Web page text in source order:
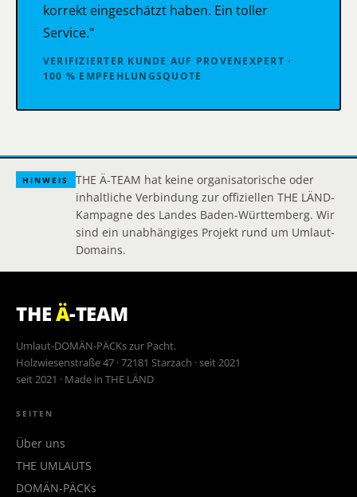
korrekt eingeschätzt haben. Ein toller
Service."
VERIFIZIERTER KUNDE AUF PROVENEXPERT ·
100 % EMPFEHLUNGSQUOTE
HINWEIS
THE Ä-TEAM hat keine organisatorische oder
inhaltliche Verbindung zur offiziellen THE LÄND-
Kampagne des Landes Baden-Württemberg. Wir
sind ein unabhängiges Projekt rund um Umlaut-
Domains.
THEÄ-TEAM
Umlaut-DOMÄN-PÄCKs zur Pacht.
Holzwiesenstraße 47 · 72181 Starzach · seit 2021
seit 2021 · Made in THE LÄND
SEITEN
Über uns
THE UMLAUTS
DOMÄN-PÄCKs